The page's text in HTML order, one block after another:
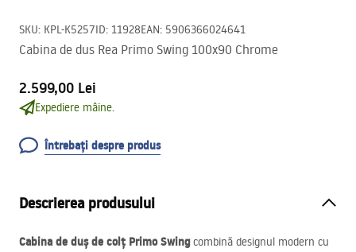
SKU: KPL-K5257ID: 11928EAN: 5906366024641
Cabina de dus Rea Primo Swing 100x90 Chrome
2.599,00 Lei
Expediere mâine.
Întrebați despre produs
Descrierea produsului
Cabina de duș de colț Primo Swingcombină designul modern cu